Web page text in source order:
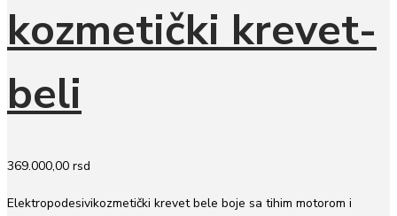
kozmetički krevet-
beli
369.000,00 rsd
Elektropodesivikozmetički krevet bele boje sa tihim motorom i